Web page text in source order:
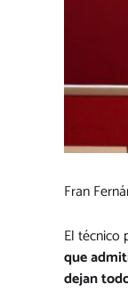
Fran
El técnico
que
dejan